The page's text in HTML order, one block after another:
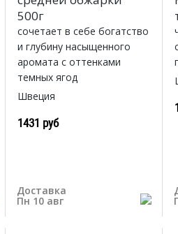
500г
сочетает в себе богатство
и глубину насыщенного
аромата с оттенками
темных ягод
Швеция
1431 руб
Доставка
Пн 10 авг